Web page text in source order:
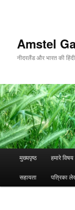
Amstel
नीदरलैंड और भारत की
Skip to primary
Skip to
मुख्यपृष्ठ हमारे
सहायता पत्रिका